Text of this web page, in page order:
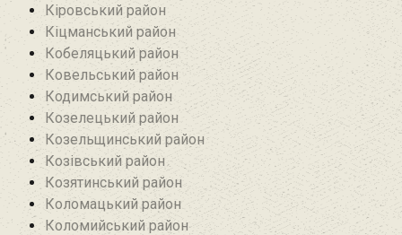
Кіровський район
Кіцманський район
Кобеляцький район‎
Ковельський район
Кодимський район
Козелецький район
Козельщинський район
Козівський район
Козятинський район
Коломацький район
Коломийський район